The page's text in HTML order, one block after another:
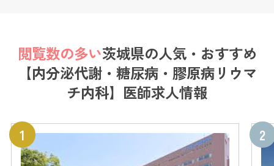
閲覧数の多い茨城県の人気・おすすめ
【内分泌代謝・糖尿病・膠原病リウマ
チ内科】医師求人情報